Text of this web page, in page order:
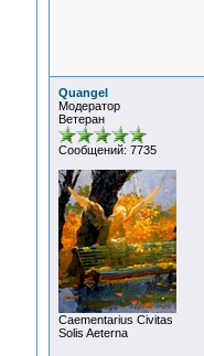
Quangel
Модератор
Ветеран
Сообщений: 7735
Сaementarius Civitas
Solis Aeterna